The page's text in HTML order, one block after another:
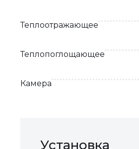
Теплоотражающее
Теплопоглощающее
Камера
Установка